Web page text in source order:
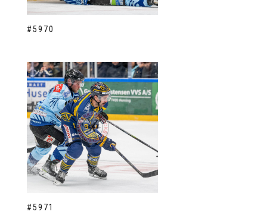
#5970
#5971